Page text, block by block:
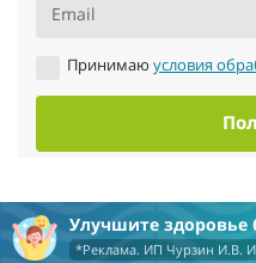
Email
Принимаю условия
Улучшите здоровье
*Реклама. ИП Чурзин И.В.